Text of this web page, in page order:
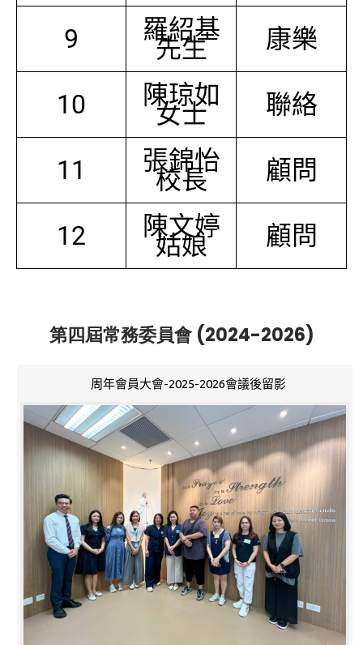
9 羅紹基
先生 康樂
10 陳琼如
女士 聯絡
11 張錦怡
校長 顧問
12 陳文婷
姑娘 顧問
第四屆常務委員會 (2024-2026)
周年會員大會-2025-2026會議後留影